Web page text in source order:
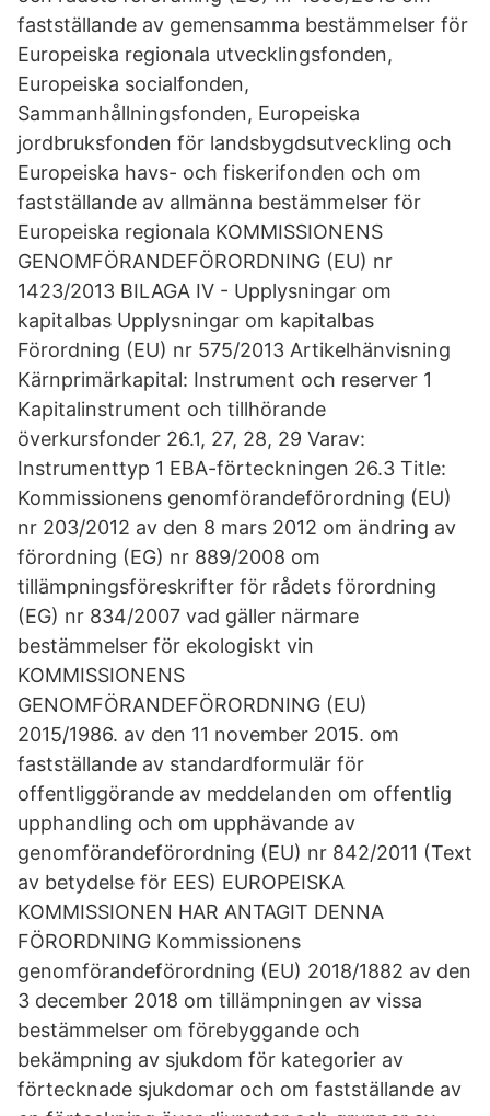
fastställande av gemensamma bestämmelser för
Europeiska regionala utvecklingsfonden,
Europeiska socialfonden,
Sammanhållningsfonden, Europeiska
jordbruksfonden för landsbygdsutveckling och
Europeiska havs- och fiskerifonden och om
fastställande av allmänna bestämmelser för
Europeiska regionala KOMMISSIONENS
GENOMFÖRANDEFÖRORDNING (EU) nr
1423/2013 BILAGA IV - Upplysningar om
kapitalbas Upplysningar om kapitalbas
Förordning (EU) nr 575/2013 Artikelhänvisning
Kärnprimärkapital: Instrument och reserver 1
Kapitalinstrument och tillhörande
överkursfonder 26.1, 27, 28, 29 Varav:
Instrumenttyp 1 EBA-förteckningen 26.3 Title:
Kommissionens genomförandeförordning (EU)
nr 203/2012 av den 8 mars 2012 om ändring av
förordning (EG) nr 889/2008 om
tillämpningsföreskrifter för rådets förordning
(EG) nr 834/2007 vad gäller närmare
bestämmelser för ekologiskt vin
KOMMISSIONENS
GENOMFÖRANDEFÖRORDNING (EU)
2015/1986. av den 11 november 2015. om
fastställande av standardformulär för
offentliggörande av meddelanden om offentlig
upphandling och om upphävande av
genomförandeförordning (EU) nr 842/2011 (Text
av betydelse för EES) EUROPEISKA
KOMMISSIONEN HAR ANTAGIT DENNA
FÖRORDNING Kommissionens
genomförandeförordning (EU) 2018/1882 av den
3 december 2018 om tillämpningen av vissa
bestämmelser om förebyggande och
bekämpning av sjukdom för kategorier av
förtecknade sjukdomar och om fastställande av